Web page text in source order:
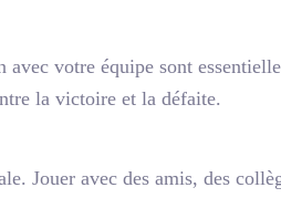
votre équipe sont
la victoire et la défaite.
Jouer avec des amis, des